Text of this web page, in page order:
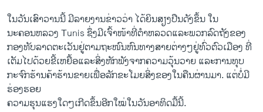
ໃນ​ວັນ​ເສົາ​ວານ​ນີ້ ມີ​ລາຍ​ງານຂ່າວວ່າ ​ໄດ້​ຍິນ​ສຽງ​ປືນ​ດັງ​ຂຶ້ນ​ ໃນ​
ນະຄອນຫລວງ Tunis ຊຶ່ງ​ມີເຈົ້າ​ໜ້າ​ທີ່​ຕໍາຫລວດ​ແລະ​ພວກ​ລົດ​ຖັງ​ຂອງ​
ກອງທັບ​ລາດ​ຕະ​ເວັນ​ຢູ່​ຕາມ​ຖະໜົນຫົນທາງ​ສາຍ​ຕ່າງໆ​ຢູ່​ທົ່ວ​ຕົວເມືອງ ທີ່
ເຕັມ​ໄປ​ດ້ວຍ​ຂີ້​ເຫຍື້ອ​ແລະສິ່ງຫັກ​ພັງຈາກ​ຄວາມ​ວຸ້ນວາຍ​ ແລະ​ການ​ທຸບ​
ກະຈົກຮ້ານ​ຄ້າ​ຮ້ານ​ຂາຍ​ເພື່ອລັກຂະ​ໂມຍສິ່ງ​ຂອງ​ໃນ​ຄືນ​ຜ່ານ​ມາ. ​ແຕ່ບໍ່​ມີ
ຮ່ອງຮອຍ
ຄວາມ​ຮຸນ​ແຮງ​ໃດໆ​ເກີດ​ຂຶ້ນ​ອີກ​ໃໝ່​ໃນ​ວັນ​ອາທິດ​ມື້​ນີ້.